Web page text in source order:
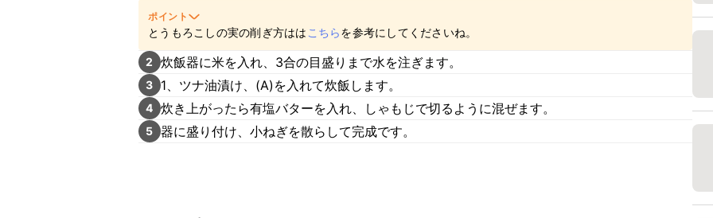
ポイント
とうもろこしの実の削ぎ方はは こちらを参考にしてくださいね。
2 炊飯器に米を入れ、3合の目盛りまで水を注ぎます。
3 1、ツナ油漬け、(A)を入れて炊飯します。
4 炊き上がったら有塩バターを入れ、しゃもじで切るように混ぜます。
5 器に盛り付け、小ねぎを散らして完成です。